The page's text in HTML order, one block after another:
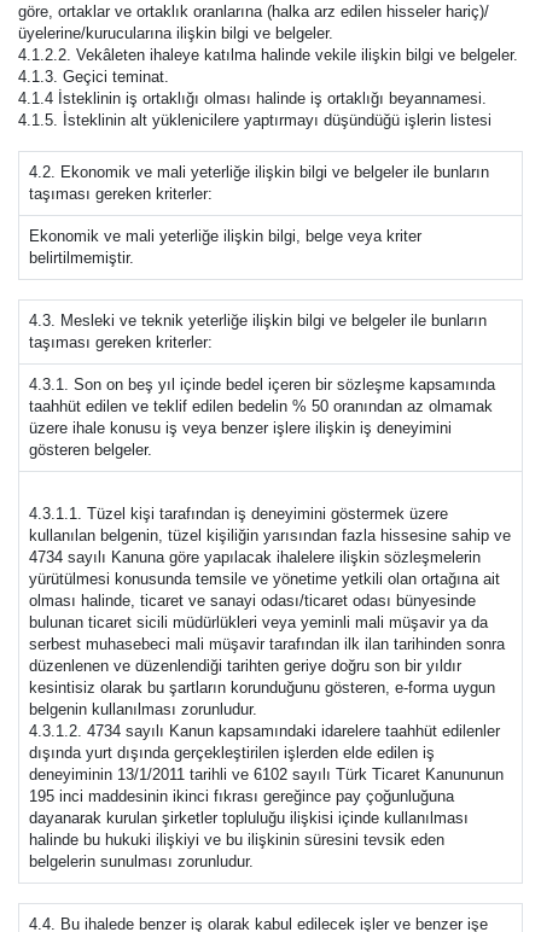
göre, ortaklar ve ortaklık oranlarına (halka arz edilen hisseler hariç)/
üyelerine/kurucularına ilişkin bilgi ve belgeler.
4.1.2.2. Vekâleten ihaleye katılma halinde vekile ilişkin bilgi ve belgeler.
4.1.3. Geçici teminat.
4.1.4 İsteklinin iş ortaklığı olması halinde iş ortaklığı beyannamesi.
4.1.5. İsteklinin alt yüklenicilere yaptırmayı düşündüğü işlerin listesi
4.2. Ekonomik ve mali yeterliğe ilişkin bilgi ve belgeler ile bunların
taşıması gereken kriterler:
Ekonomik ve mali yeterliğe ilişkin bilgi, belge veya kriter
belirtilmemiştir.
4.3. Mesleki ve teknik yeterliğe ilişkin bilgi ve belgeler ile bunların
taşıması gereken kriterler:
4.3.1. Son on beş yıl içinde bedel içeren bir sözleşme kapsamında
taahhüt edilen ve teklif edilen bedelin % 50 oranından az olmamak
üzere ihale konusu iş veya benzer işlere ilişkin iş deneyimini
gösteren belgeler.
4.3.1.1. Tüzel kişi tarafından iş deneyimini göstermek üzere
kullanılan belgenin, tüzel kişiliğin yarısından fazla hissesine sahip ve
4734 sayılı Kanuna göre yapılacak ihalelere ilişkin sözleşmelerin
yürütülmesi konusunda temsile ve yönetime yetkili olan ortağına ait
olması halinde, ticaret ve sanayi odası/ticaret odası bünyesinde
bulunan ticaret sicili müdürlükleri veya yeminli mali müşavir ya da
serbest muhasebeci mali müşavir tarafından ilk ilan tarihinden sonra
düzenlenen ve düzenlendiği tarihten geriye doğru son bir yıldır
kesintisiz olarak bu şartların korunduğunu gösteren, e-forma uygun
belgenin kullanılması zorunludur.
4.3.1.2. 4734 sayılı Kanun kapsamındaki idarelere taahhüt edilenler
dışında yurt dışında gerçekleştirilen işlerden elde edilen iş
deneyiminin 13/1/2011 tarihli ve 6102 sayılı Türk Ticaret Kanununun
195 inci maddesinin ikinci fıkrası gereğince pay çoğunluğuna
dayanarak kurulan şirketler topluluğu ilişkisi içinde kullanılması
halinde bu hukuki ilişkiyi ve bu ilişkinin süresini tevsik eden
belgelerin sunulması zorunludur.
4.4. Bu ihalede benzer iş olarak kabul edilecek işler ve benzer işe